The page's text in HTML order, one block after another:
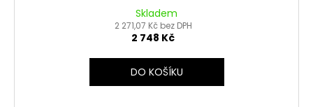
Skladem
2 271,07 Kč bez DPH
2 748 Kč
DO KOŠÍKU